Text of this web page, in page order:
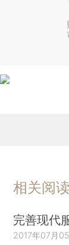
相关阅读
完善现代
2017年07月